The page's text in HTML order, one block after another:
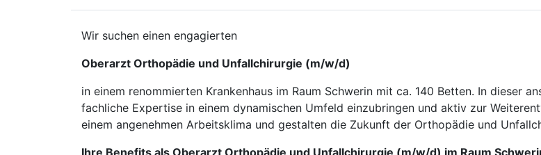
Wir suchen einen engagierten
Oberarzt Orthopädie und Unfallchirurgie (m/w/d)
in einem renommierten Krankenhaus im Raum Schwerin mit ca. 140 Betten. In dieser
fachliche Expertise in einem dynamischen Umfeld einzubringen und aktiv zur
einem angenehmen Arbeitsklima und gestalten die Zukunft der Orthopädie und
Ihre Benefits als Oberarzt Orthopädie und Unfallchirurgie (m/w/d) im Raum